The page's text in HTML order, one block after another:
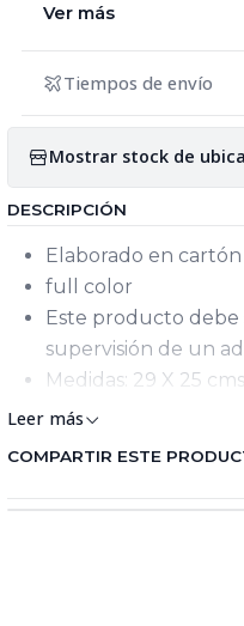
Ver más
Tiempos de envío
Mostrar stock de
DESCRIPCIÓN
Elaborado en
full color
Este producto debe
supervisión de un
Medidas: 29 X 25 cms
Leer más
COMPARTIR ESTE